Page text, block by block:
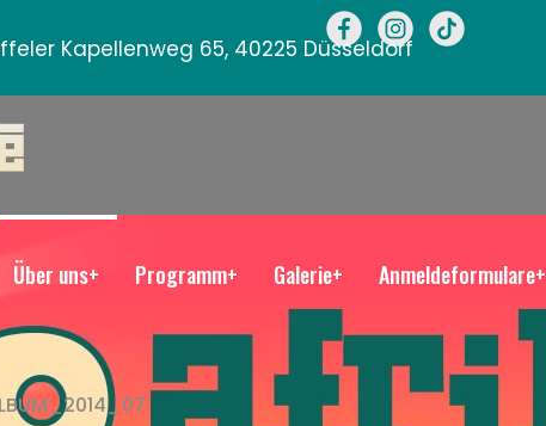
Kapellenweg 65, 40225 Düsseldorf
Über uns+ Programm+ Galerie+ Anmeldeformulare+